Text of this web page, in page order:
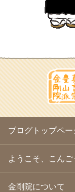
2010年9月(16)
(13)
2010年5月(22)
2010年4月(25)
2010年3月(22)
2010年2月
(23)
2010年1月(23)
2009年12月(18)
2009年10月(20)
2009年9月(20)
2009年8月 (18)
2009年7月
(21)
2009年6月(22)
2009年5月(20)
目白鍼灸院
日本人の繊細な体
ほうげん日記
放言じゃなくて和尚
面白いサイトみ
ヘェ～という感じ
ラブラドールのワン
ブログトップペー
ようこそ、こんご
金剛院について